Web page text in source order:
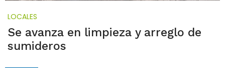
LOCALES
Se avanza en limpieza y arreglo de
sumideros